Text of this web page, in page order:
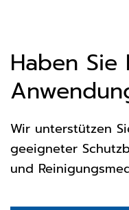
Haben Sie
Wir unterstützen
geeigneter
und